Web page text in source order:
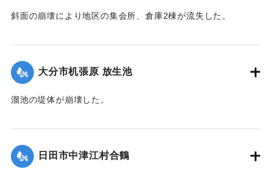
斜面の崩壊により地区の集会所、倉庫2棟が流失した。
2020/7/6｜固有コード:01215063
大分市机張原 放生池
溜池の堤体が崩壊した。
2020/7/6｜固有コード:01215064
日田市中津江村合鶴